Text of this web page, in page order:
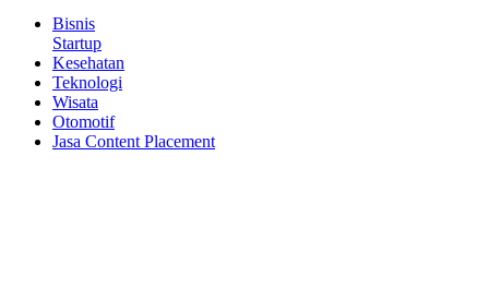
Bisnis
Startup
Kesehatan
Teknologi
Wisata
Otomotif
Jasa Content Placement